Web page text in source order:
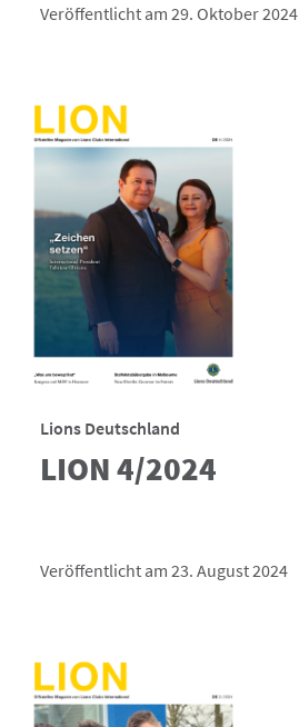
Veröffentlicht am 29. Oktober 2024
Lions Deutschland
LION 4/2024
Veröffentlicht am 23. August 2024